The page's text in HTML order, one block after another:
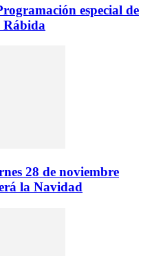
especial de
Rábida
28 de noviembre
la Navidad